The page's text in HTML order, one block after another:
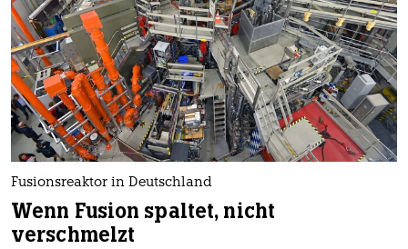
Fusionsreaktor in Deutschland
Wenn Fusion spaltet, nicht
verschmelzt